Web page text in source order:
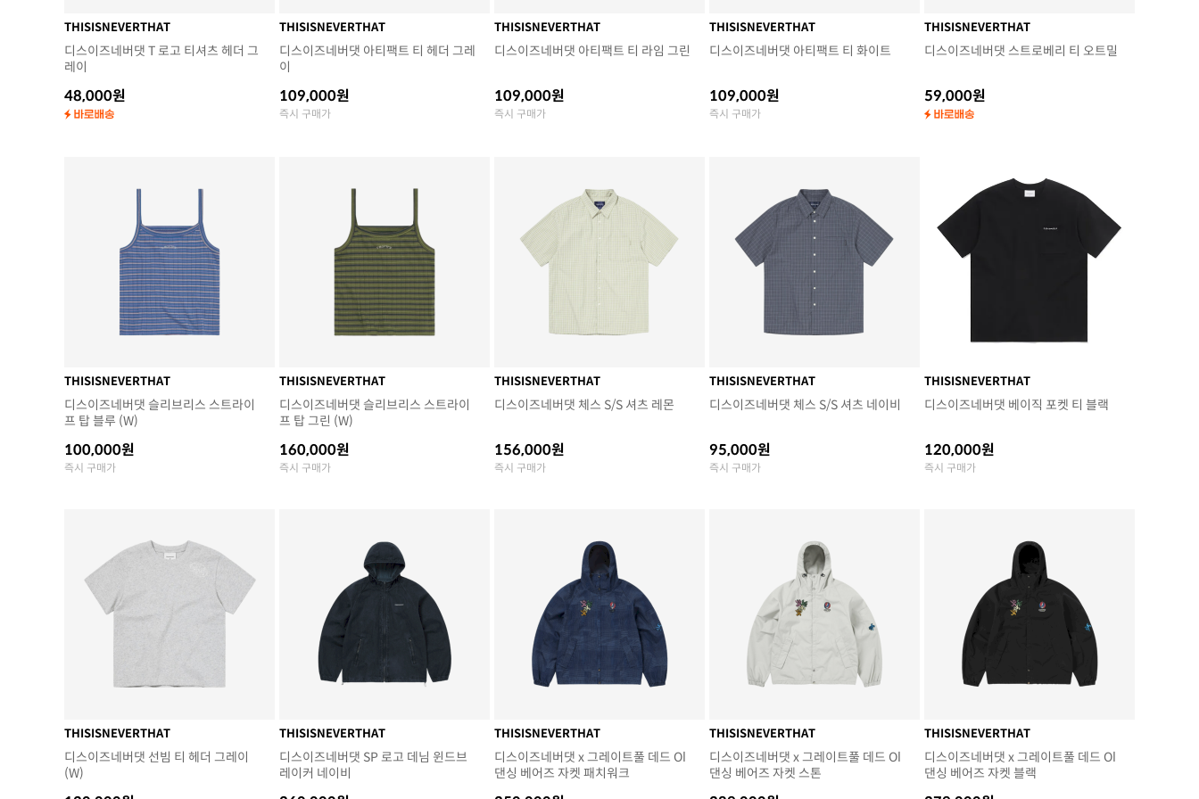
THISISNEVERTHAT
디스이즈네버댓 T 로고 티셔츠 헤더 그
레이
48,000원
THISISNEVERTHAT
디스이즈네버댓 아티팩트 티 헤더 그레
이
109,000원
즉시 구매가
THISISNEVERTHAT
디스이즈네버댓 아티팩트 티 라임 그린
109,000원
즉시 구매가
THISISNEVERTHAT
디스이즈네버댓 아티팩트 티 화이트
109,000원
즉시 구매가
THISISNEVERTHAT
디스이즈네버댓 스트로베리 티 오트밀
59,000원
THISISNEVERTHAT
디스이즈네버댓 슬리브리스 스트라이
프 탑 블루 (W)
100,000원
즉시 구매가
THISISNEVERTHAT
디스이즈네버댓 슬리브리스 스트라이
프 탑 그린 (W)
160,000원
즉시 구매가
THISISNEVERTHAT
디스이즈네버댓 체스 S/S 셔츠 레몬
156,000원
즉시 구매가
THISISNEVERTHAT
디스이즈네버댓 체스 S/S 셔츠 네이비
95,000원
즉시 구매가
THISISNEVERTHAT
디스이즈네버댓 베이직 포켓 티 블랙
120,000원
즉시 구매가
THISISNEVERTHAT
디스이즈네버댓 선빔 티 헤더 그레이
(W)
THISISNEVERTHAT
디스이즈네버댓 SP 로고 데님 윈드브
레이커 네이비
THISISNEVERTHAT
디스이즈네버댓 x 그레이트풀 데드 Ol
댄싱 베어즈 자켓 패치워크
THISISNEVERTHAT
디스이즈네버댓 x 그레이트풀 데드 Ol
댄싱 베어즈 자켓 스톤
THISISNEVERTHAT
디스이즈네버댓 x 그레이트풀 데드 Ol
댄싱 베어즈 자켓 블랙